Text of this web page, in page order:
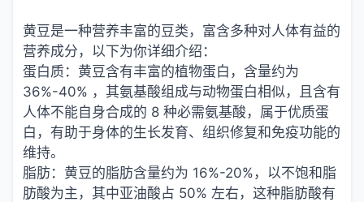
黄豆是一种营养丰富的豆类，富含多种对人体有益的
营养成分，以下为你详细介绍：
蛋白质：黄豆含有丰富的植物蛋白，含量约为
36%-40% ，其氨基酸组成与动物蛋白相似，且含有
人体不能自身合成的 8 种必需氨基酸，属于优质蛋
白，有助于身体的生长发育、组织修复和免疫功能的
维持。
脂肪：黄豆的脂肪含量约为 16%-20%，以不饱和脂
肪酸为主，其中亚油酸占 50% 左右，这种脂肪酸有